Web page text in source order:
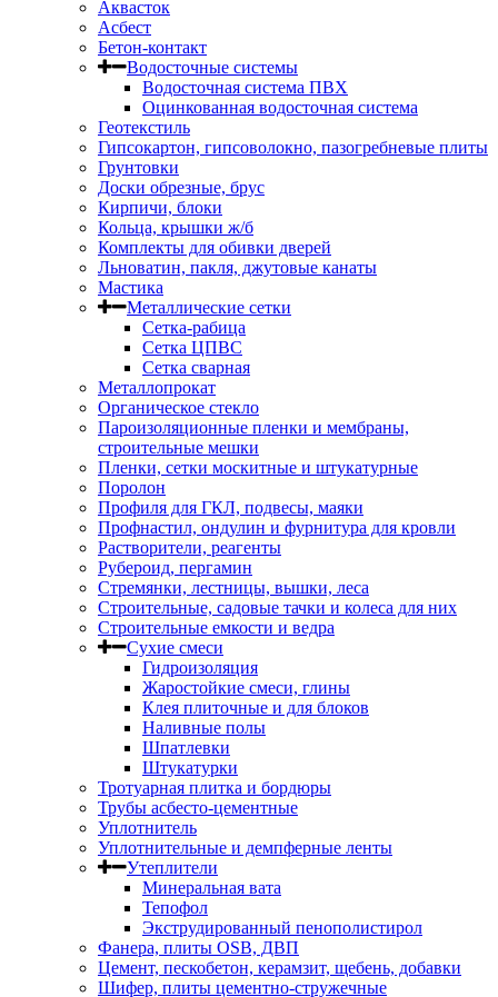
Аквасток
Асбест
Бетон-контакт
Водосточные системы
Водосточная система ПВХ
Оцинкованная водосточная система
Геотекстиль
Гипсокартон, гипсоволокно, пазогребневые плиты
Грунтовки
Доски обрезные, брус
Кирпичи, блоки
Кольца, крышки ж/б
Комплекты для обивки дверей
Льноватин, пакля, джутовые канаты
Мастика
Металлические сетки
Сетка-рабица
Сетка ЦПВС
Сетка сварная
Металлопрокат
Органическое стекло
Пароизоляционные пленки и мембраны,
строительные мешки
Пленки, сетки москитные и штукатурные
Поролон
Профиля для ГКЛ, подвесы, маяки
Профнастил, ондулин и фурнитура для кровли
Растворители, реагенты
Рубероид, пергамин
Стремянки, лестницы, вышки, леса
Строительные, садовые тачки и колеса для них
Строительные емкости и ведра
Сухие смеси
Гидроизоляция
Жаростойкие смеси, глины
Клея плиточные и для блоков
Наливные полы
Шпатлевки
Штукатурки
Тротуарная плитка и бордюры
Трубы асбесто-цементные
Уплотнитель
Уплотнительные и демпферные ленты
Утеплители
Минеральная вата
Тепофол
Экструдированный пенополистирол
Фанера, плиты OSB, ДВП
Цемент, пескобетон, керамзит, щебень, добавки
Шифер, плиты цементно-стружечные